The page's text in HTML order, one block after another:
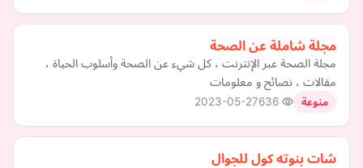
مجلة شاملة عن الصحة
مجلة الصحة عبر الإنترنت ، كل شيء عن الصحة وأسلوب الحياة ،
مقالات ، نصائح و معلومات
منوعة 2023-05-27
شات بنوته كول للجوال